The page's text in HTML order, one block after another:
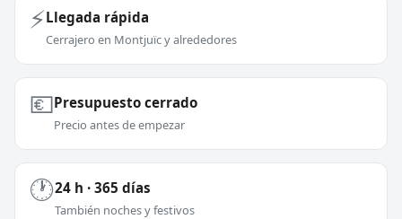
⚡Llegada rápida
Cerrajero en Montjuïc y alrededores
💶Presupuesto cerrado
Precio antes de empezar
🕐24 h · 365 días
También noches y festivos